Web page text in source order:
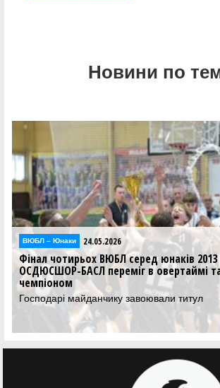
Новини по
ВЮБЛ – Юнаки 24.05.2026
Фінал чотирьох ВЮБЛ серед юнаків 2013
ОСДЮСШОР-БАСЛ переміг в овертаймі
чемпіоном
Господарі майданчику завоювали титул